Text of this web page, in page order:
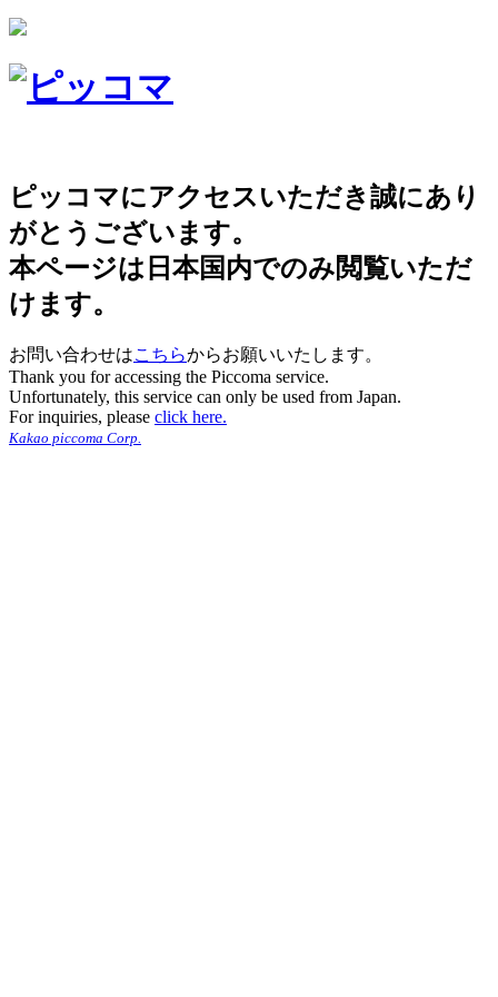
ピッコマにアクセスいただき誠にあり
がとうございます。
本ページは日本国内でのみ閲覧いただ
けます。
お問い合わせはこちらからお願いいたします。
Thank you for accessing the Piccoma service.
Unfortunately, this service can only be used from Japan.
For inquiries, please click here.
Kakao piccoma Corp.